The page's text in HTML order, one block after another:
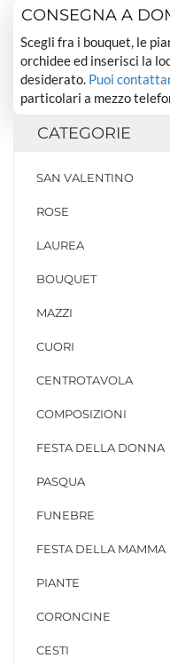
CONSEGNA A
Scegli fra i bouquet, le
orchidee ed inserisci la
desiderato. Puoi
particolari a mezzo
CATEGORIE
SAN VALENTINO
ROSE
LAUREA
BOUQUET
MAZZI
CUORI
CENTROTAVOLA
COMPOSIZIONI
FESTA DELLA DONNA
PASQUA
FUNEBRE
FESTA DELLA MAMMA
PIANTE
CORONCINE
CESTI